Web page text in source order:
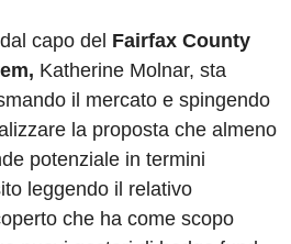
capo del Fairfax County
Katherine Molnar, sta
il mercato e spingendo
la proposta che almeno
potenziale in termini
leggendo il relativo
che ha come scopo